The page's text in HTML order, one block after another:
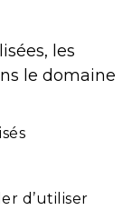
les
le domaine
d’utiliser